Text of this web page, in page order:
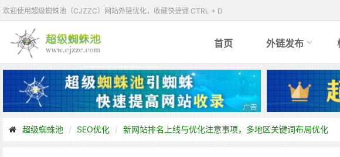
欢迎使用超级蜘蛛池（CJZZC）网站外链优化，收藏快捷键 CTRL + D
首页 外链发布
超级蜘蛛池 SEO优化 新网站排名上线与优化注意事项，多地区关键词布局优化